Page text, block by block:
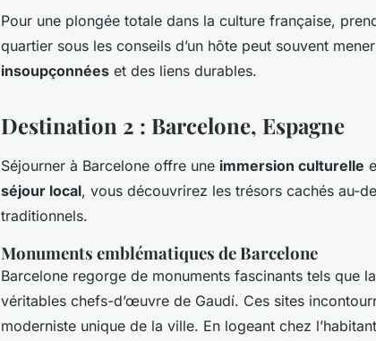
Pour une plongée totale dans la culture française,
quartier sous les conseils d’un hôte peut souvent
insoupçonnées et des liens durables.
Destination 2 : Barcelone, Espagne
Séjourner à Barcelone offre une immersion culturelle
séjour local, vous découvrirez les trésors cachés au-
traditionnels.
Monuments emblématiques de Barcelone
Barcelone regorge de monuments fascinants tels que
véritables chefs-d’œuvre de Gaudí. Ces sites
moderniste unique de la ville. En logeant chez